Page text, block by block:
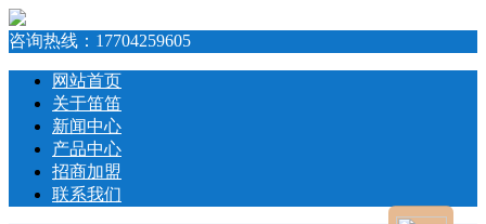
咨询热线： 17704259605
网站首页
关于笛笛
新闻中心
产品中心
招商加盟
联系我们